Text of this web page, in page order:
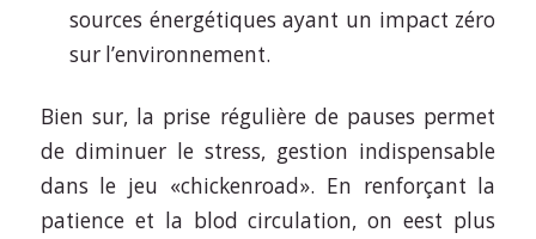
sources énergétiques ayant un impact zéro
sur l’environnement.
Bien sur, la prise régulière de pauses permet
de diminuer le stress, gestion indispensable
dans le jeu «chickenroad». En renforçant la
patience et la blod circulation, on eest plus